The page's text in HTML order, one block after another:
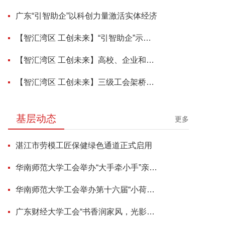
广东“引智助企”以科创力量激活实体经济
【智汇湾区 工创未来】“引智助企”示范活动落地东莞 打造跨区域产学研协同创新机制
【智汇湾区 工创未来】高校、企业和工会三方携手，科研成果更好地转化为企业需求
【智汇湾区 工创未来】三级工会架桥铺路，破解企业“卡脖子”难题，7月23日至25日，东莞见！
基层动态 更多
湛江市劳模工匠保健绿色通道正式启用
华南师范大学工会举办“大手牵小手”亲子趣味运动会
华南师范大学工会举办第十六届“小荷花”少儿亲子文艺表演活动
广东财经大学工会“书香润家风，光影伴成长”亲子阅读观影分享活动来啦